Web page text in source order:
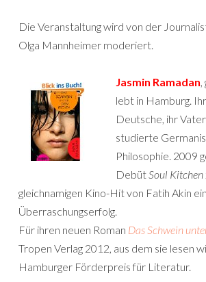
Die Veranstaltung wird von der
Olga Mannheimer moderiert.
Jasmin Ramadan,
lebt in Hamburg.
Deutsche, ihr
studierte
Philosophie. 2009
DebütSoul Kitchen
gleichnamigen Kino-Hit von Fatih Akin ein
Überraschungserfolg.
Für ihren neuen Roman Das Schwein
Tropen Verlag 2012, aus dem sie lesen
Hamburger Förderpreis für Literatur.